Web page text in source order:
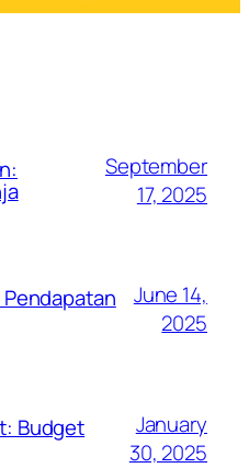
September
17, 2025
June 14,
2025
Budget
January
30, 2025